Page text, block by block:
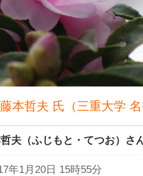
本哲夫 氏（三重大学 名
夫（ふじもと・てつお）さ
年1月20日 15時55分